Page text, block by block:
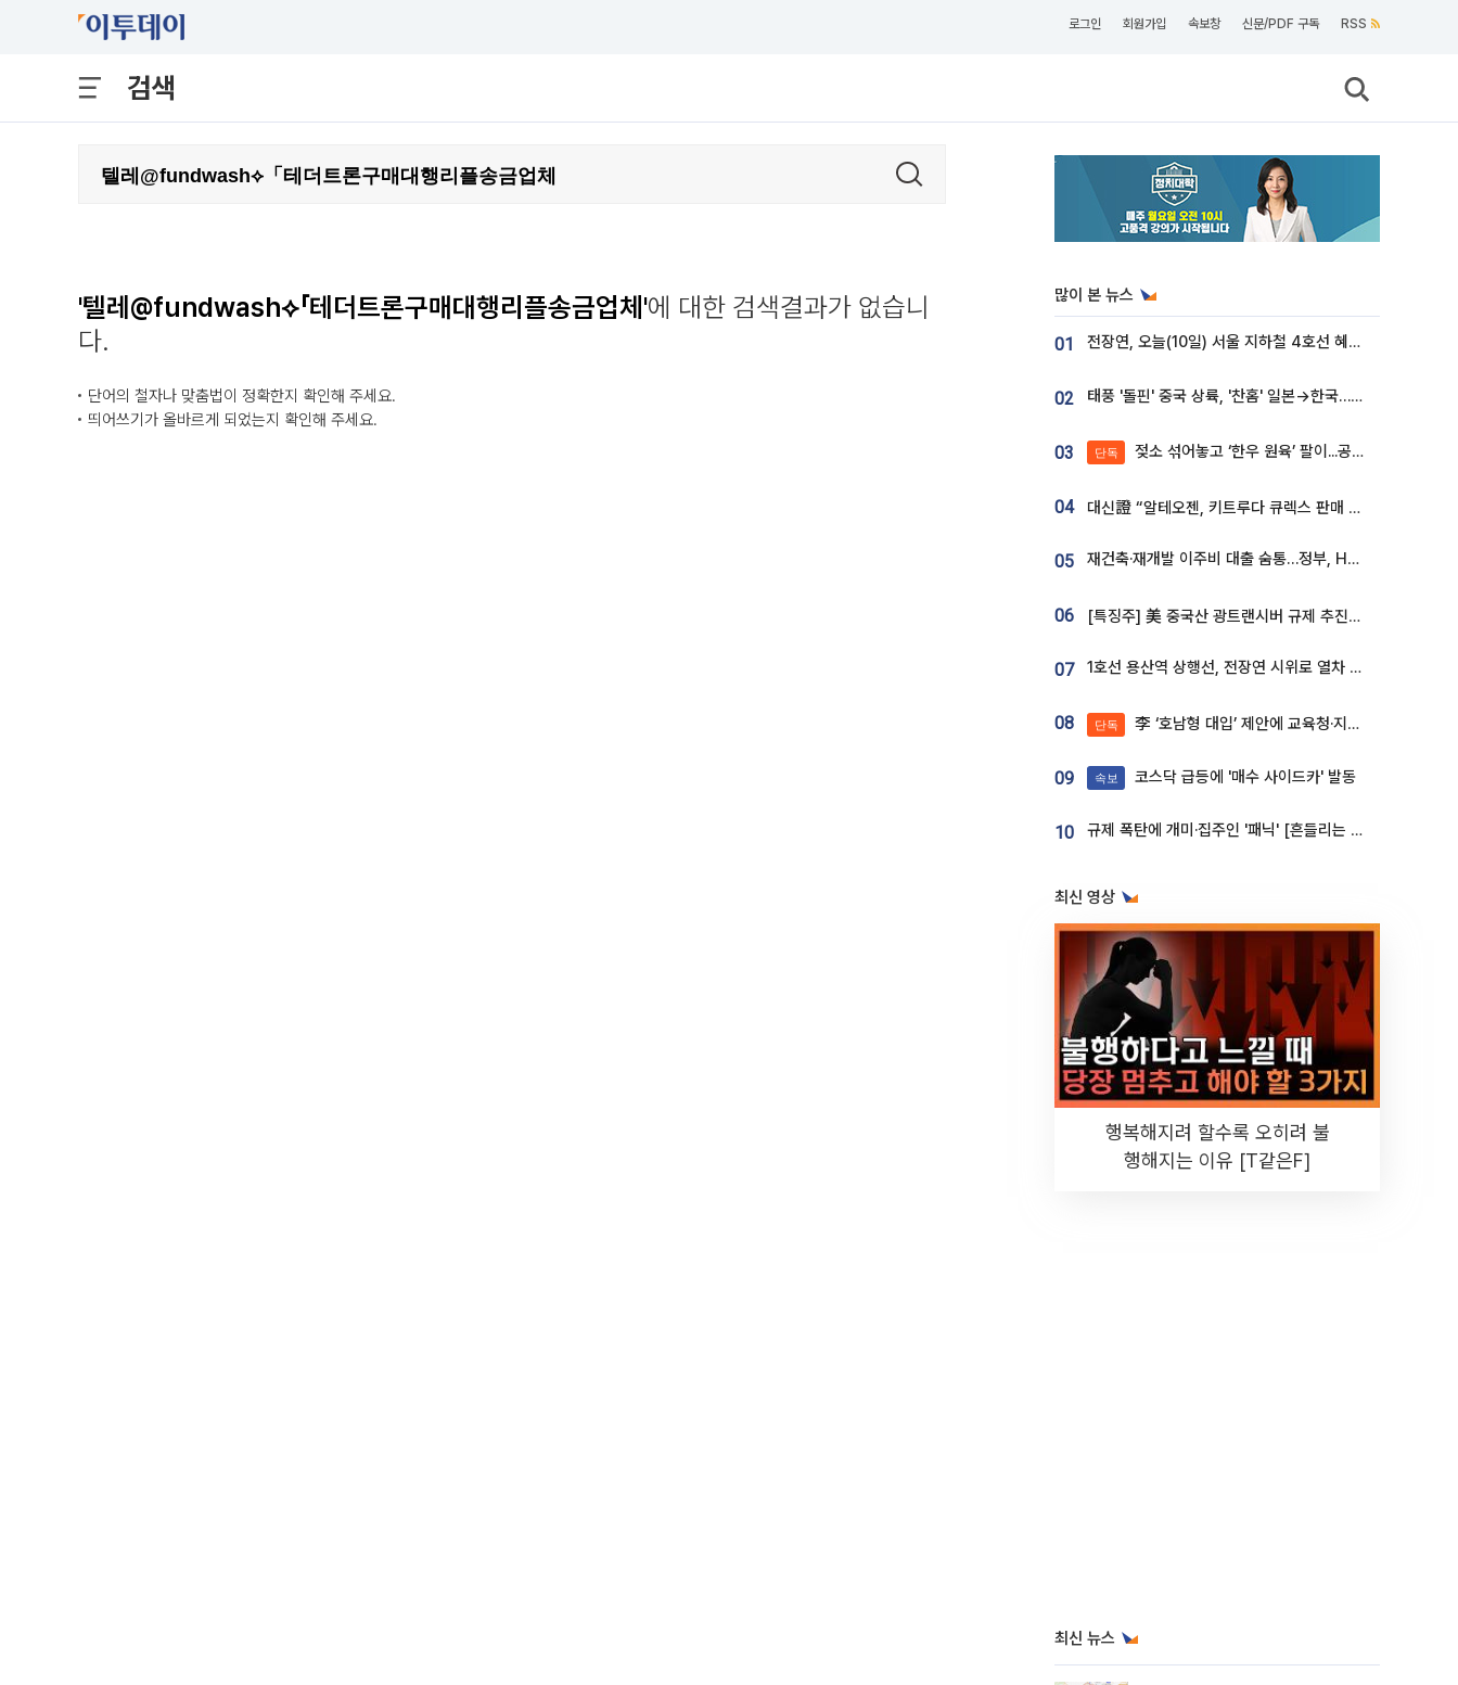
로그인 회원가입 속보창 신문/PDF 구독 RSS
검색
'텔레@fundwash⟡「테더트론구매대행리플송금업체'에 대한 검색결과가 없습니
다.
단어의 철자나 맞춤법이 정확한지 확인해 주세요.
띄어쓰기가 올바르게 되었는지 확인해 주세요.
많이 본 뉴스
01 전장연, 오늘(10일) 서울 지하철 4호선 혜화역 시위…1호선 용산역 무정차
02 태풍 '돌핀' 중국 상륙, '찬홈' 일본→한국…각국 기상청 예상 경로는?
03 단독 젖소 섞어놓고 ‘한우 원육’ 팔이...공영홈쇼핑 표기·검증 구멍
04 대신證 “알테오젠, 키트루다 큐렉스 판매 3배 급증…목표가 41만원 상향”
05 재건축·재개발 이주비 대출 숨통…정부, HF 보증 신설 추진
06 [특징주] 美 중국산 광트랜시버 규제 추진에 대한광통신 등 광통신株 강세
07 1호선 용산역 상행선, 전장연 시위로 열차 무정차 운행
08 단독 李 ‘호남형 대입’ 제안에 교육청·지역대학 서·논술형 입시 연계 '착수'
09 속보 코스닥 급등에 '매수 사이드카' 발동
10 규제 폭탄에 개미·집주인 '패닉' [흔들리는 룰, 출렁이는 시장]①
최신 영상
행복해지려 할수록 오히려 불
행해지는 이유 [T같은F]
최신 뉴스